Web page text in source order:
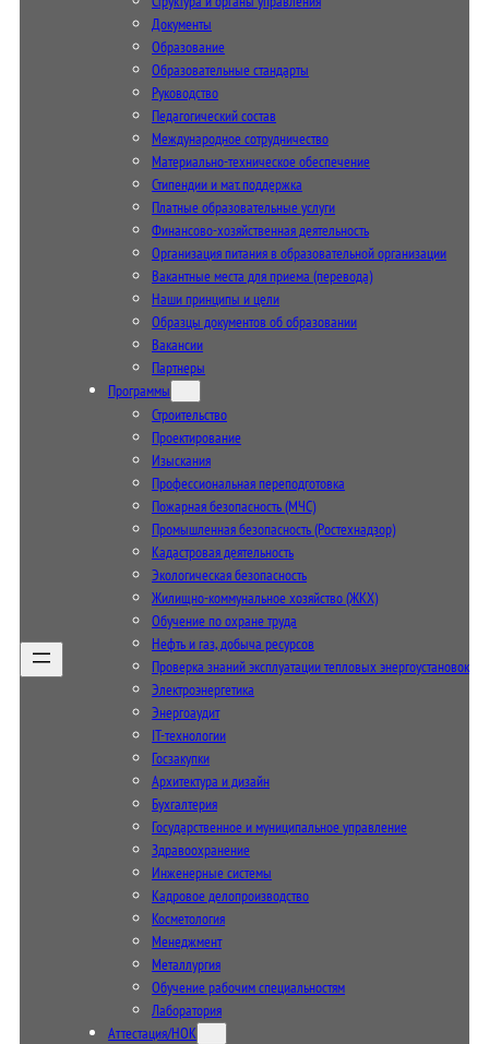
Документы
Образование
Образовательные стандарты
Руководство
Педагогический состав
Международное сотрудничество
Материально-техническое обеспечение
Стипендии и мат. поддержка
Платные образовательные услуги
Финансово-хозяйственная деятельность
Организация питания в образовательной организации
Вакантные места для приема (перевода)
Наши принципы и цели
Образцы документов об образовании
Вакансии
Партнеры
Программы
Строительство
Проектирование
Изыскания
Профессиональная переподготовка
Пожарная безопасность (МЧС)
Промышленная безопасность (Ростехнадзор)
Кадастровая деятельность
Экологическая безопасность
Жилищно-коммунальное хозяйство (ЖКХ)
Обучение по охране труда
Нефть и газ, добыча ресурсов
Проверка знаний эксплуатации тепловых энергоустановок
Электроэнергетика
Энергоаудит
IT-технологии
Госзакупки
Архитектура и дизайн
Бухгалтерия
Государственное и муниципальное управление
Здравоохранение
Инженерные системы
Кадровое делопроизводство
Косметология
Менеджмент
Металлургия
Обучение рабочим специальностям
Лаборатория
Аттестация/НОК